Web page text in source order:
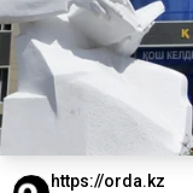
https://orda.kz